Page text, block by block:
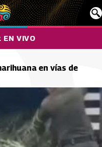
EN VIVO
en vías de